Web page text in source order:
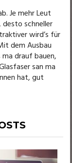
Je mehr Leut
schneller
wird’s für
dem Ausbau
drauf bauen,
san ma
hat, gut